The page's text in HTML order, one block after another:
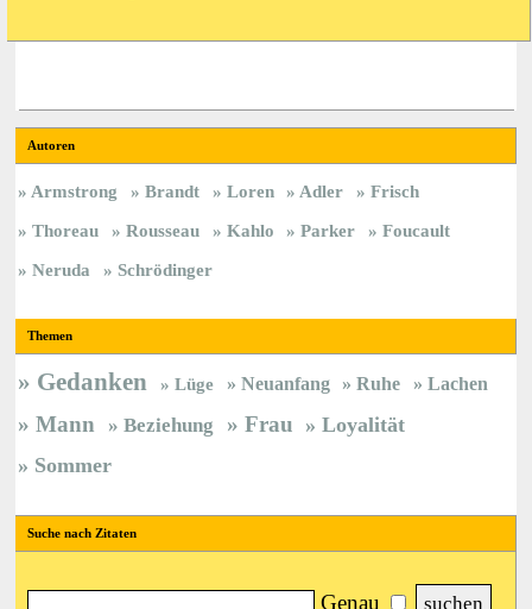
Autoren
Armstrong Brandt Loren Adler
Frisch
Thoreau
Rousseau Kahlo Parker
Foucault
Neruda
Schrödinger
Themen
Gedanken Lüge Neuanfang Ruhe Lachen
Mann Beziehung Frau
Loyalität
Sommer
Suche nach Zitaten
Genau